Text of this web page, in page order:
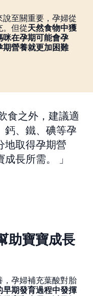
至關重要，孕婦從
。但從天然食物中獲
在孕期可能會孕
營養就更加困難
食之外，建議適
鈣、鐵、碘等孕
地取得孕期營
長所需。
助寶寶成長
孕婦補充葉酸對胎
早期發育過程中發揮